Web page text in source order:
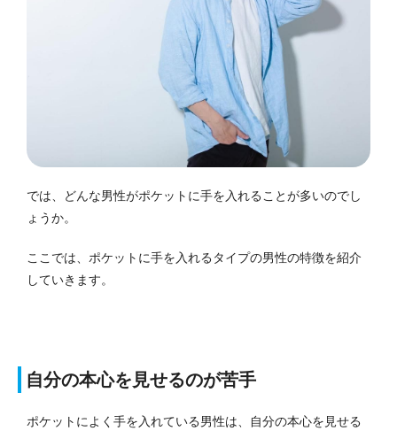
では、どんな男性がポケットに手を入れることが多いのでし
ょうか。
ここでは、ポケットに手を入れるタイプの男性の特徴を紹介
していきます。
自分の本心を見せるのが苦手
ポケットによく手を入れている男性は、自分の本心を見せる